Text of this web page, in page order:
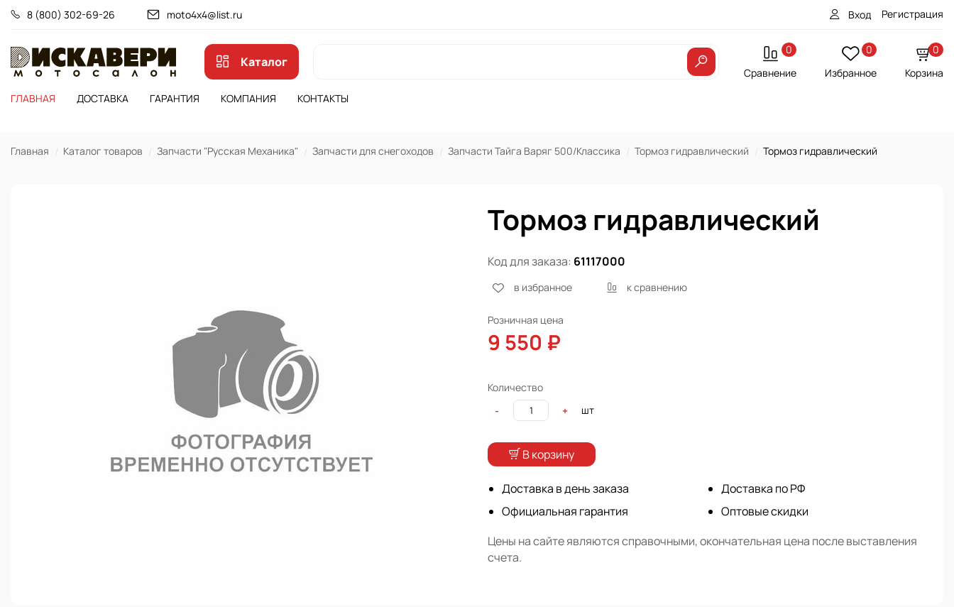
8 (800) 302-69-26 moto4x4@list.ru Вход Регистрация
Каталог
0
Сравнение
0
Избранное
0
Корзина
ГЛАВНАЯ
ДОСТАВКА ГАРАНТИЯ КОМПАНИЯ КОНТАКТЫ
Главная Каталог товаров Запчасти "Русская Механика" Запчасти для снегоходов Запчасти Тайга Варяг 500/Классика Тормоз гидравлический Тормоз гидравлический
Тормоз гидравлический
Код для заказа: 61117000
в избранное к сравнению
Розничная цена
9 550 ₽
Количество
-
+ шт
В корзину
Доставка в день заказа
Официальная гарантия
Доставка по РФ
Оптовые скидки
Цены на сайте являются справочными, окончательная цена после выставления
счета.